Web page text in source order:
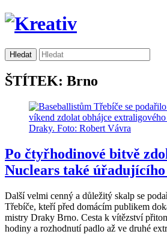
ŠTÍTEK: Brno
Po čtyřhodinové bitvě
Nuclears také úřadujícího
Další velmi cenný a důležitý skalp se
Třebíče, kteří před domácím publikem
mistry Draky Brno. Cesta k vítězství
hodiny a rozhodnutí padlo až ve druhé